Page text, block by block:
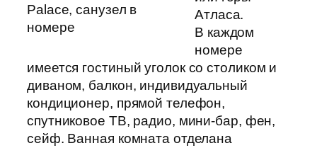
Palace, санузел в
номере
Атласа.
В каждом
номере
имеется гостиный уголок со столиком и
диваном, балкон, индивидуальный
кондиционер, прямой телефон,
спутниковое ТВ, радио, мини-бар, фен,
сейф. Ванная комната отделана